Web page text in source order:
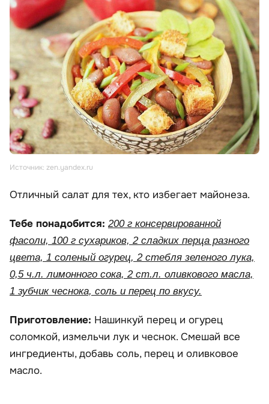
Источник: zen.yandex.ru
Отличный салат для тех, кто избегает майонеза.
Тебе понадобится: 200 г консервированной
фасоли, 100 г сухариков, 2 сладких перца разного
цвета, 1 соленый огурец, 2 стебля зеленого лука,
0,5 ч.л. лимонного сока, 2 ст.л. оливкового масла,
1 зубчик чеснока, соль и перец по вкусу.
Приготовление: Нашинкуй перец и огурец
соломкой, измельчи лук и чеснок. Смешай все
ингредиенты, добавь соль, перец и оливковое
масло.